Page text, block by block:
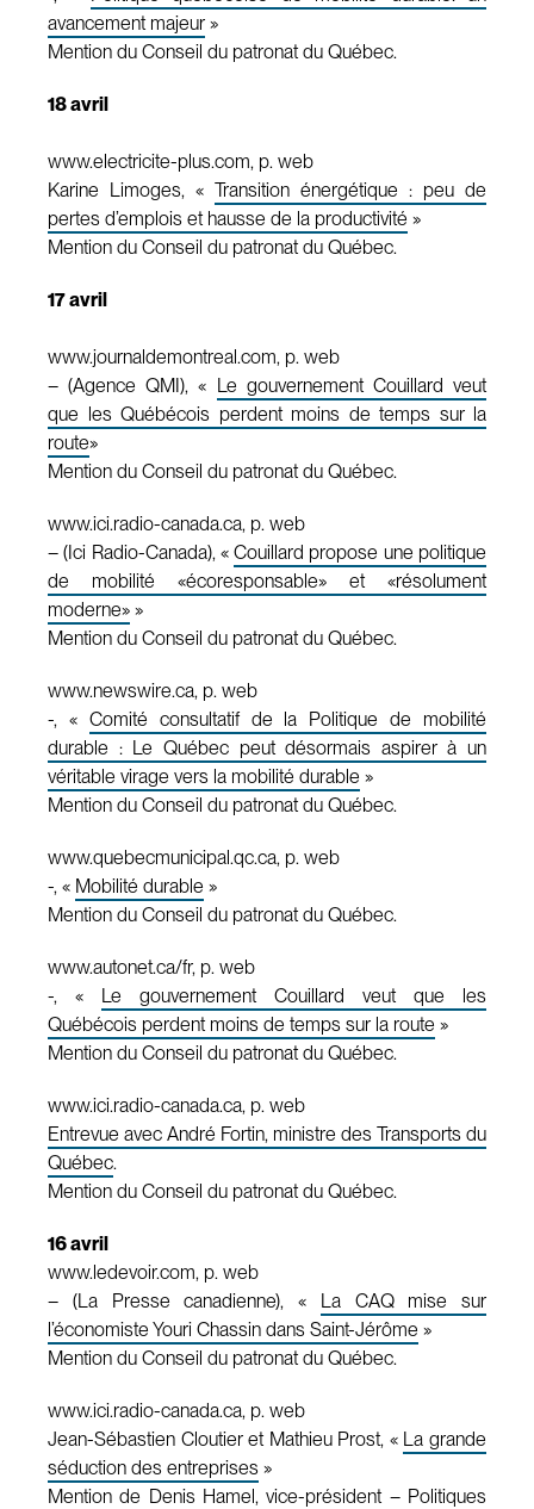
avancement majeur »
Mention du Conseil du patronat du Québec.
18 avril
www.electricite-plus.com, p. web
Karine Limoges, « Transition énergétique : peu de
pertes d’emplois et hausse de la productivité »
Mention du Conseil du patronat du Québec.
17 avril
www.journaldemontreal.com, p. web
– (Agence QMI), « Le gouvernement Couillard veut
que les Québécois perdent moins de temps sur la
route»
Mention du Conseil du patronat du Québec.
www.ici.radio-canada.ca, p. web
– (Ici Radio-Canada), «Couillard propose une politique
de mobilité «écoresponsable» et «résolument
moderne» »
Mention du Conseil du patronat du Québec.
www.newswire.ca, p. web
-, « Comité consultatif de la Politique de mobilité
durable : Le Québec peut désormais aspirer à un
véritable virage vers la mobilité durable »
Mention du Conseil du patronat du Québec.
www.quebecmunicipal.qc.ca, p. web
-, « Mobilité durable »
Mention du Conseil du patronat du Québec.
www.autonet.ca/fr, p. web
-, « Le gouvernement Couillard veut que les
Québécois perdent moins de temps sur la route »
Mention du Conseil du patronat du Québec.
www.ici.radio-canada.ca, p. web
Entrevue avec André Fortin, ministre des Transports du
Québec.
Mention du Conseil du patronat du Québec.
16 avril
www.ledevoir.com, p. web
– (La Presse canadienne), « La CAQ mise sur
l’économiste Youri Chassin dans Saint-Jérôme »
Mention du Conseil du patronat du Québec.
www.ici.radio-canada.ca, p. web
Jean-Sébastien Cloutier et Mathieu Prost, « La grande
séduction des entreprises »
Mention de Denis Hamel, vice-président – Politiques